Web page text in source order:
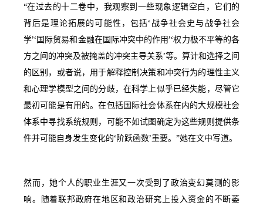
“在过去的十二卷中，我观察到一些现象逻辑空白，它们的
背后是理论拓展的可能性，包括‘战争社会史与战争社会
学’‘国际贸易和金融在国际冲突中的作用’‘权力极不平等的各
方之间的冲突及被掩盖的冲突主导关系’等。算计和选择之间
的区别，或者说，用于解释控制决策和冲突行为的理性主义
和心理学模型之间的分歧，在科学上似乎已经失能，尽管它
最初可能是有用的。在包括国际社会体系在内的大规模社会
体系中寻找系统规则，可能不如试图确定为这些规则提供条
件并可能自身发生变化的‘阶跃函数’重要。”她在文中写道。
然而，她个人的职业生涯又一次受到了政治变幻莫测的影
响。随着联邦政府在地区和政治研究上投入资金的不断萎